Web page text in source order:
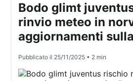
Bodo glimt
rinvio meteo in
aggiornamenti
Pubblicato il 25/11/2025 • 2 min